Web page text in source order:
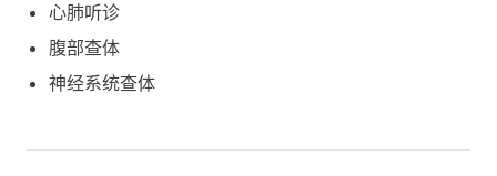
心肺听诊
腹部查体
神经系统查体